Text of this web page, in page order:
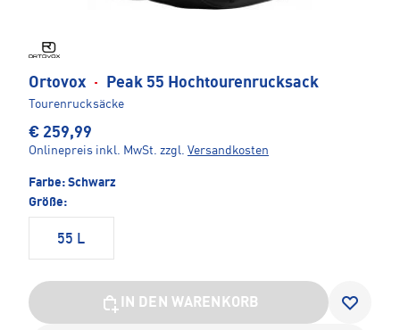
Ortovox · Peak 55 Hochtourenrucksack
Tourenrucksäcke
€ 259,99
Onlinepreis inkl. MwSt. zzgl. Versandkosten
Farbe: Schwarz
Größe:
55 L
IN DEN WARENKORB